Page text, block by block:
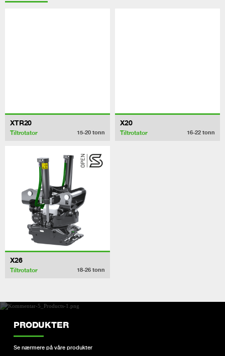
XTR20
Tiltrotator 15-20 tonn
X20
Tiltrotator 16-22 tonn
X26
Tiltrotator 18-26 tonn
PRODUKTER
Se nærmere på våre produkter